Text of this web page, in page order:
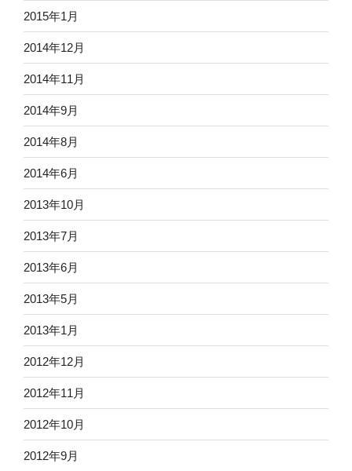
2015年1月
2014年12月
2014年11月
2014年9月
2014年8月
2014年6月
2013年10月
2013年7月
2013年6月
2013年5月
2013年1月
2012年12月
2012年11月
2012年10月
2012年9月